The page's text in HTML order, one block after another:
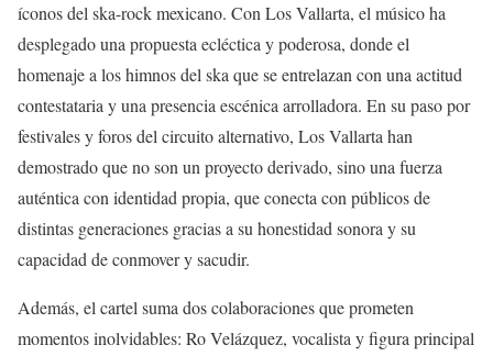
íconos del ska-rock mexicano. Con Los Vallarta, el músico ha
desplegado una propuesta ecléctica y poderosa, donde el
homenaje a los himnos del ska que se entrelazan con una actitud
contestataria y una presencia escénica arrolladora. En su paso por
festivales y foros del circuito alternativo, Los Vallarta han
demostrado que no son un proyecto derivado, sino una fuerza
auténtica con identidad propia, que conecta con públicos de
distintas generaciones gracias a su honestidad sonora y su
capacidad de conmover y sacudir.
Además, el cartel suma dos colaboraciones que prometen
momentos inolvidables: Ro Velázquez, vocalista y figura principal